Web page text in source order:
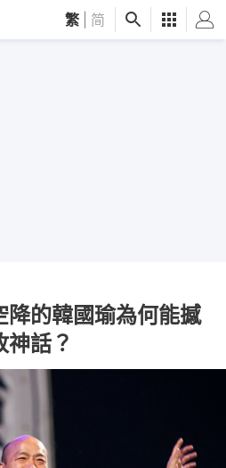
繁 简
降的韓國瑜為何能撼
神話？